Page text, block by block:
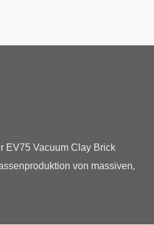
EV75 Vacuum Clay Brick
von massiven,